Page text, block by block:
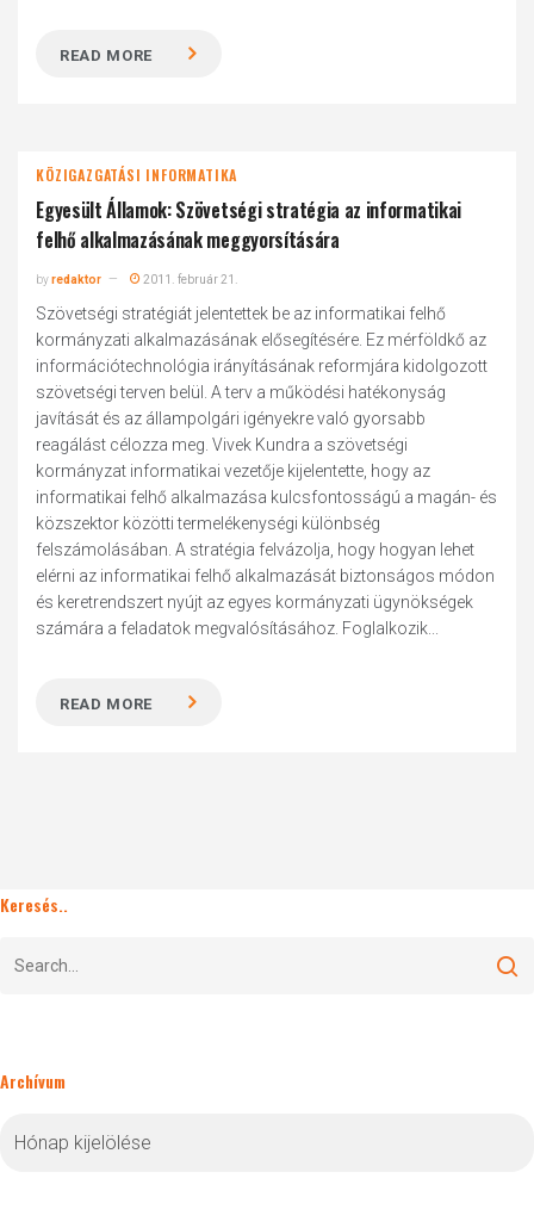
READ MORE
KÖZIGAZGATÁSI INFORMATIKA
Egyesült Államok: Szövetségi stratégia az informatikai
felhő alkalmazásának meggyorsítására
byredaktor 2011. február 21.
Szövetségi stratégiát jelentettek be az informatikai felhő
kormányzati alkalmazásának elősegítésére. Ez mérföldkő az
információtechnológia irányításának reformjára kidolgozott
szövetségi terven belül. A terv a működési hatékonyság
javítását és az állampolgári igényekre való gyorsabb
reagálást célozza meg. Vivek Kundra a szövetségi
kormányzat informatikai vezetője kijelentette, hogy az
informatikai felhő alkalmazása kulcsfontosságú a magán- és
közszektor közötti termelékenységi különbség
felszámolásában. A stratégia felvázolja, hogy hogyan lehet
elérni az informatikai felhő alkalmazását biztonságos módon
és keretrendszert nyújt az egyes kormányzati ügynökségek
számára a feladatok megvalósításához. Foglalkozik...
READ MORE
Keresés..
Archívum